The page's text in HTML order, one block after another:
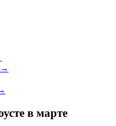
→
в марте